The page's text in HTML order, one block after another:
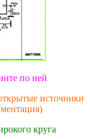
по ней
источники
круга